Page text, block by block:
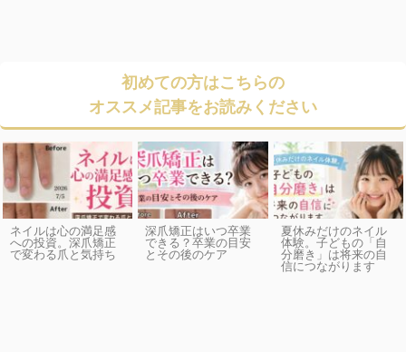
初めての方はこちらの
オススメ記事をお読みください
ネイルは心の満足感
への投資。深爪矯正
で変わる爪と気持ち
深爪矯正はいつ卒業
できる？卒業の目安
とその後のケア
夏休みだけのネイル
体験。子どもの「自
分磨き」は将来の自
信につながります